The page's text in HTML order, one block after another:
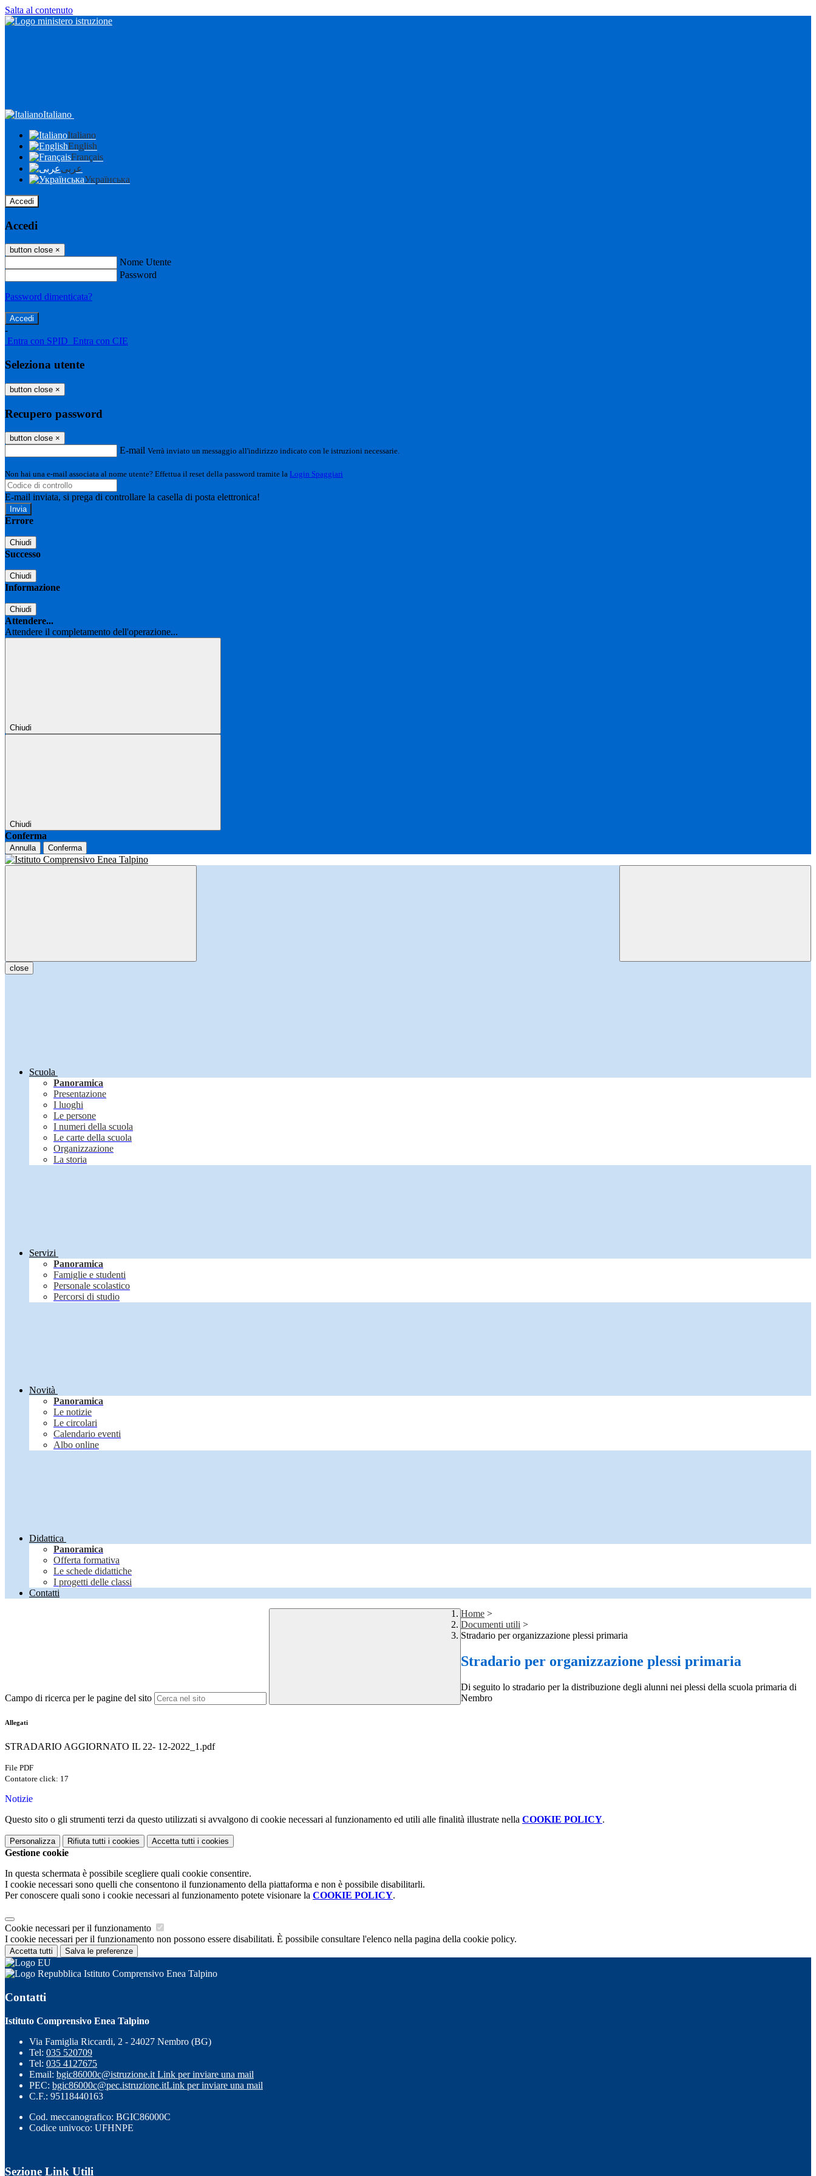
Salta al contenuto
Italiano
Italiano
English
Français
عربى
Українська
Accedi
Accedi
button close ×
Nome Utente
Password
Password dimenticata?
-
Entra con SPID Entra con CIE
Seleziona utente
button close ×
Recupero password
button close ×
E-mail Verrà inviato un messaggio all'indirizzo indicato con le istruzioni necessarie.
Non hai una e-mail associata al nome utente? Effettua il reset della password tramite la Login Spaggiari
E-mail inviata, si prega di controllare la casella di posta elettronica!
Errore
Chiudi
Successo
Chiudi
Informazione
Chiudi
Attendere...
Attendere il completamento dell'operazione...
Chiudi
Chiudi
Conferma
Annulla Conferma
close
Scuola
Panoramica
Presentazione
I luoghi
Le persone
I numeri della scuola
Le carte della scuola
Organizzazione
La storia
Servizi
Panoramica
Famiglie e studenti
Personale scolastico
Percorsi di studio
Novità
Panoramica
Le notizie
Le circolari
Calendario eventi
Albo online
Didattica
Panoramica
Offerta formativa
Le schede didattiche
I progetti delle classi
Contatti
Campo di ricerca per le pagine del sito
Home >
Documenti utili >
Stradario per organizzazione plessi primaria
Stradario per organizzazione plessi primaria
Di seguito lo stradario per la distribuzione degli alunni nei plessi della scuola primaria di
Nembro
Allegati
STRADARIO AGGIORNATO IL 22- 12-2022_1.pdf
File PDF
Contatore click: 17
Notizie
Questo sito o gli strumenti terzi da questo utilizzati si avvalgono di cookie necessari al funzionamento ed utili alle finalità illustrate nella COOKIE POLICY.
Personalizza Rifiuta tutti i cookies Accetta tutti i cookies
Gestione cookie
In questa schermata è possibile scegliere quali cookie consentire.
I cookie necessari sono quelli che consentono il funzionamento della piattaforma e non è possibile disabilitarli.
Per conoscere quali sono i cookie necessari al funzionamento potete visionare la COOKIE POLICY.
Cookie necessari per il funzionamento
I cookie necessari per il funzionamento non possono essere disabilitati. È possibile consultare l'elenco nella pagina della cookie policy.
Accetta tutti Salva le preferenze
Istituto Comprensivo Enea Talpino
Contatti
Istituto Comprensivo Enea Talpino
Via Famiglia Riccardi, 2 - 24027 Nembro (BG)
Tel: 035 520709
Tel: 035 4127675
Email: bgic86000c@istruzione.it Link per inviare una mail
PEC: bgic86000c@pec.istruzione.itLink per inviare una mail
C.F.: 95118440163
Cod. meccanografico: BGIC86000C
Codice univoco: UFHNPE
Sezione Link Utili